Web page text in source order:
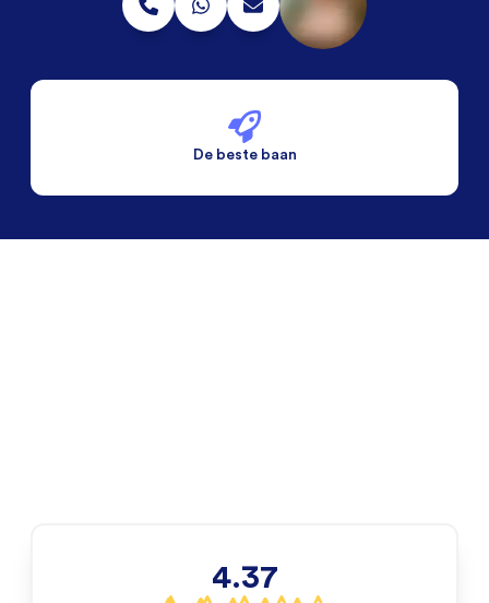
De beste baan
4.37